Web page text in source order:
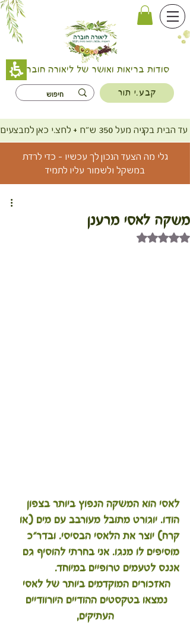
סודות בריאות ואושר של ליאורה חוברה
קבע.י תור
ש"ח + לחצ.י כאן למבצעים
גלי מה הצעד הנכון לך עכשיו - כדי לרדת
במשקל ולשמור עליו לתמיד
משקה לאסי מרענן
דירוג של NaN מתוך 5 כוכבים
לאסי הוא המשקה הנפוץ ביותר בצפון
הודו. יוגורט מתובל מעורבב עם מים (או
קרח) יוצר את הלאסי הבסיסי. ובדר"כ
מוסיפים לו מנגו. אני בחרתי להוסיף גם
אננס לטעמים טרופיים במיוחד.
האזכורים המוקדמים ביותר של לאסי
נמצאו בטקסטים ההודיים היורוודיים
העתיקים,